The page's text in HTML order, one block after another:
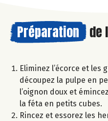
Préparation de
Eliminez l’écorce et les
découpez la pulpe en
l’oignon doux et
la féta en petits cubes.
Rincez et essorez les